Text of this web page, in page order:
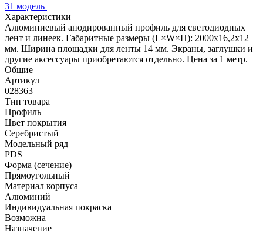
31 модель
Характеристики
Алюминиевый анодированный профиль для светодиодных
лент и линеек. Габаритные размеры (L×W×H): 2000x16,2x12
мм. Ширина площадки для ленты 14 мм. Экраны, заглушки и
другие аксессуары приобретаются отдельно. Цена за 1 метр.
Общие
Артикул
028363
Тип товара
Профиль
Цвет покрытия
Серебристый
Модельный ряд
PDS
Форма (сечение)
Прямоугольный
Материал корпуса
Алюминий
Индивидуальная покраска
Возможна
Назначение